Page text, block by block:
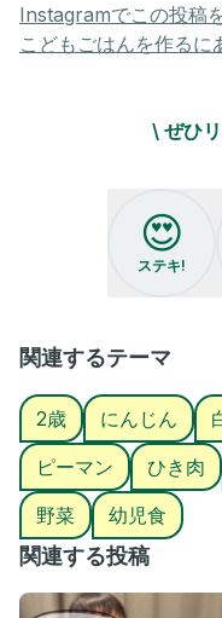
人参･････3cmくらい
ピーマン･････1/2個
干し椎茸･････2〜3個
⭐︎椎茸のもどし汁･････
しょうがチューブ･････1cm
水溶き片栗粉･････大さじ1
①野菜を好きなサイズに切
白菜は芯の部分を薄切り、
ザク切りにすると食べや
②ひき肉としょうがを炒
③ひき肉にあらかた火が
全部入れて炒める。
④白菜が透き通ってきたら
Instagramでこの投稿
こどもごはんを作るに
\ ぜひ
😍
ステキ!
関連するテーマ
2歳 にんじん
ピーマン
ひき肉
野菜
幼児食
関連する投稿